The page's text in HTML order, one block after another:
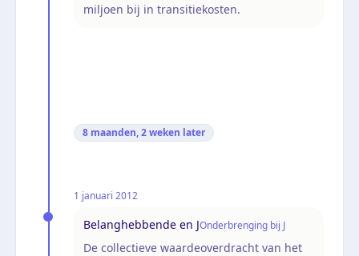
miljoen bij in transitiekosten.
8 maanden, 2 weken later
1 januari 2012
Belanghebbende en JOnderbrenging bij J
De collectieve waardeoverdracht van het